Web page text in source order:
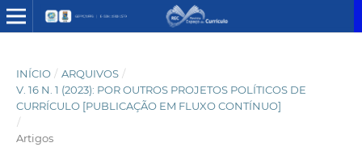
INÍCIO / ARQUIVOS /
V. 16 N. 1 (2023): POR OUTROS PROJETOS POLÍTICOS DE
CURRÍCULO [PUBLICAÇÃO EM FLUXO CONTÍNUO]
/
Artigos